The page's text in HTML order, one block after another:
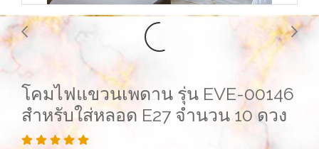
โคมไฟแขวนเพดาน รุ่น EVE-00146
สำหรับใส่หลอด E27 จำนวน 10 ดวง